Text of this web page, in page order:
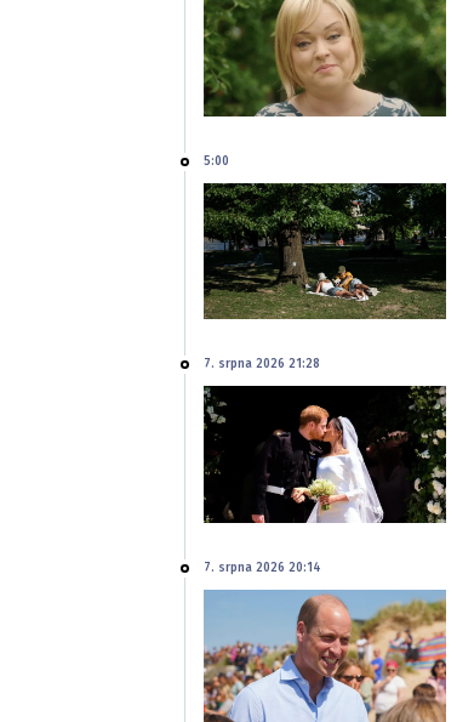
5:00
7. srpna 2026 21:28
7. srpna 2026 20:14